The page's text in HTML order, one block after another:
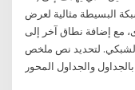
البسيطة مثالية لعرض
مع إضافة نطاق آخر إلى
لتحديد نص ملخص
والجداول المحور